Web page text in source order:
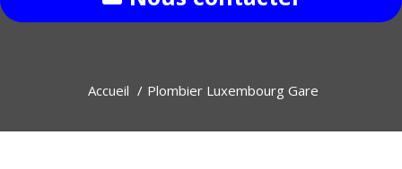
Accueil Plombier Luxembourg Gare